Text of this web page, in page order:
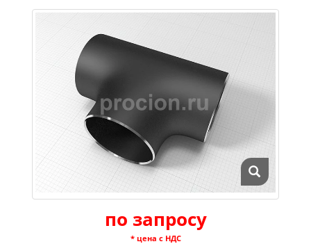
по запросу
* цена с НДС